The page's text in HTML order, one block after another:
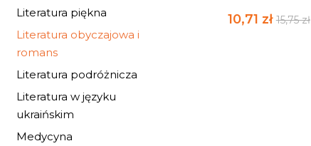
Literatura piękna
Literatura obyczajowa i
romans
Literatura podróżnicza
Literatura w języku
ukraińskim
Medycyna
10,71 zł 15,75 zł